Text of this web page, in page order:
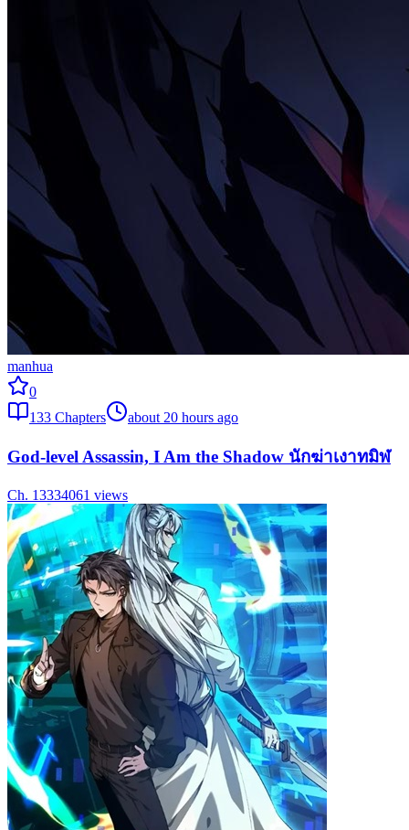
manhua
0
133 Chapters about 20 hours ago
God-level Assassin, I Am the Shadow นักฆ่าเงาทมิฬ
Ch. 13334061 views